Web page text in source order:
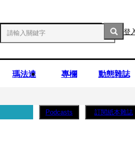
登
瑪法達 專欄 動態雜誌
Podcasts 訂閱紙本雜誌